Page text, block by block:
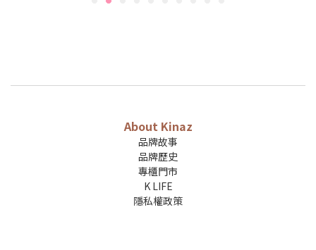
About Kinaz
品牌故事
品牌歷史
專櫃門市
K LIFE
隱私權政策